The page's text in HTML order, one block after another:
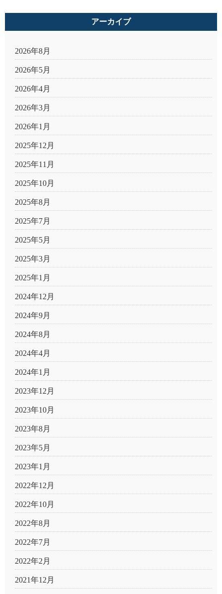
アーカイブ
2026年8月
2026年5月
2026年4月
2026年3月
2026年1月
2025年12月
2025年11月
2025年10月
2025年8月
2025年7月
2025年5月
2025年3月
2025年1月
2024年12月
2024年9月
2024年8月
2024年4月
2024年1月
2023年12月
2023年10月
2023年8月
2023年5月
2023年1月
2022年12月
2022年10月
2022年8月
2022年7月
2022年2月
2021年12月